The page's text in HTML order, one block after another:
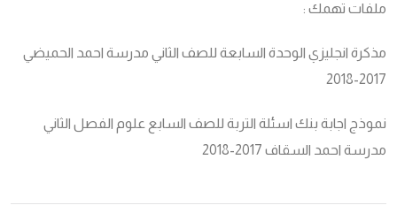
ملفات تهمك :
مذكرة انجليزي الوحدة السابعة للصف الثاني مدرسة احمد الحميضي
2017-2018
نموذج اجابة بنك اسئلة التربة للصف السابع علوم الفصل الثاني
مدرسة احمد السقاف 2017-2018